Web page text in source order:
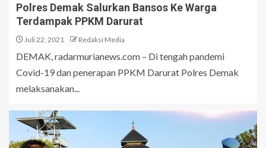
Polres Demak Salurkan Bansos Ke Warga
Terdampak PPKM Darurat
Juli 22, 2021 Redaksi Media
DEMAK, radarmurianews.com – Di tengah pandemi
Covid-19 dan penerapan PPKM Darurat Polres Demak
melaksanakan...